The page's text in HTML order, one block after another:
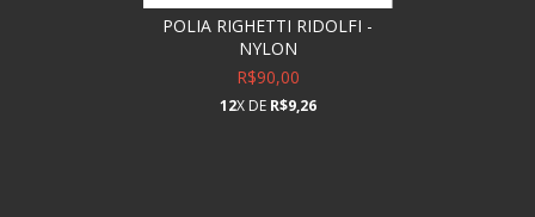
POLIA RIGHETTI RIDOLFI -
NYLON
R$90,00
12X DE R$9,26